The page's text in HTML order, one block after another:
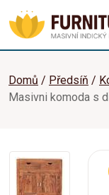
Domů Předsíň
Masivni komoda s